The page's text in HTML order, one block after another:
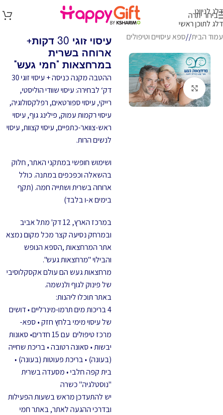
דלג לניווט
דלג לתוכן ראשי
בירור יתרה
עמוד הבית/ ספא עיסויים וטיפולים
לחץ להגדלה
עיסוי זוגי 30 דקות+
ארוחה בשרית
במרחצאות "חמי געש"
ההטבה מקנה כניסה + עיסוי זוגי 30
דק‘ לבחירה: עיסוי שוודי הוליסטי,
רייקי, עיסוי ספורטאים, רפלקסולוגיה,
עיסוי רקמות עמוק, פילינג גוף, עיסוי
ראש-צוואר-כתפיים, עיסוי קצוות, עיסוי
לנשים הרות.
ושימוש חופשי במתקני האתר, חלוק
בהשאלה וכפכפים במתנה. כולל
ארוחה בשרית ושתייה חמה. (תקף
בימים א-ו בלבד)
במרכז הארץ, 12 דק' מתל אביב
ובמרחק נסיעה קצר מכל מקום נמצא
אתר המרחצאות ,הספא הנופש
והבילוי "מרחצאות געש".
מרחצאות געש הם עולם אקסקלוסיבי
של פינוק לגוף ולנשמה.
באתר תוכלו ליהנות:
4 בריכות מים תרמו-מינרליים • דושים
של עיסוי מימי בלחץ חזק • ספא-
מרכז טיפולים עם 15 חדרים• סאונות
יבשות • סאונה רטובה • בריכת שחייה
(בעונה) • בריכת פעוטות (בעונה) •
בית קפה חלבי • מסעדה בשרית
"נוסטלגיה" כשרה
יש להתעדכן מראש בשעות הפעילות
ובדרכי ההגעה לאתר, באתר חמי